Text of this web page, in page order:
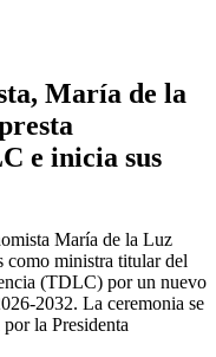
María de la
e inicia sus
María de la Luz
como ministra titular del
(TDLC) por un nuevo
2032. La ceremonia se
la Presidenta